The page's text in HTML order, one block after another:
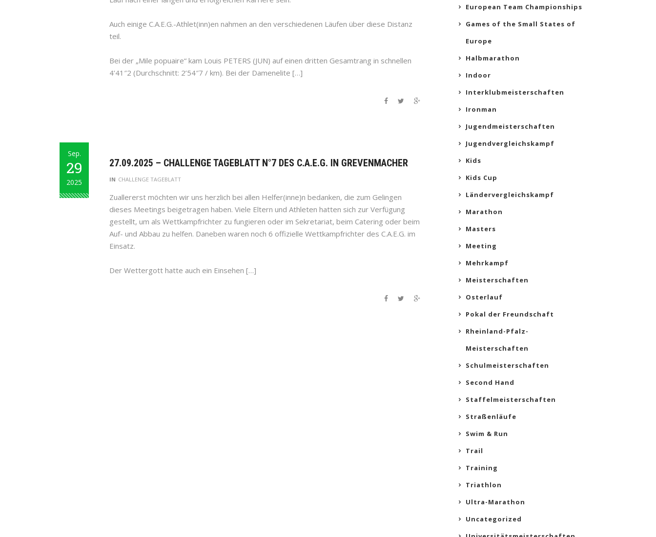
Auch einige C.A.E.G.-Athlet(inn)en nahmen an den verschiedenen Läufen über diese Distanz
teil.
Bei der „Mile popuaire“ kam Louis PETERS (JUN) auf einen dritten Gesamtrang in schnellen
4’41″2 (Durchschnitt: 2’54″7 / km). Bei der Damenelite […]
Sep.
29
2025
27.09.2025 – CHALLENGE TAGEBLATT N°7 DES C.A.E.G. IN GREVENMACHER
IN CHALLENGE TAGEBLATT
Zuallererst möchten wir uns herzlich bei allen Helfer(inne)n bedanken, die zum Gelingen
dieses Meetings beigetragen haben. Viele Eltern und Athleten hatten sich zur Verfügung
gestellt, um als Wettkampfrichter zu fungieren oder im Sekretariat, beim Catering oder beim
Auf- und Abbau zu helfen. Daneben waren noch 6 offizielle Wettkampfrichter des C.A.E.G. im
Einsatz.
Der Wettergott hatte auch ein Einsehen […]
European Team Championships
Games of the Small States of
Europe
Halbmarathon
Indoor
Interklubmeisterschaften
Ironman
Jugendmeisterschaften
Jugendvergleichskampf
Kids
Kids Cup
Ländervergleichskampf
Marathon
Masters
Meeting
Mehrkampf
Meisterschaften
Osterlauf
Pokal der Freundschaft
Rheinland-Pfalz-
Meisterschaften
Schulmeisterschaften
Second Hand
Staffelmeisterschaften
Straßenläufe
Swim & Run
Trail
Training
Triathlon
Ultra-Marathon
Uncategorized